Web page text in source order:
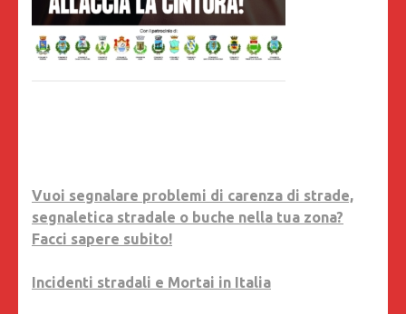
Vuoi segnalare problemi di carenza di strade,
segnaletica stradale o buche nella tua zona?
Facci sapere subito!
Incidenti stradali e Mortai in Italia